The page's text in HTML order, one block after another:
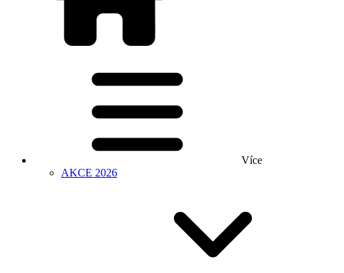
Více
AKCE 2026